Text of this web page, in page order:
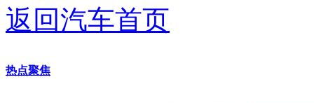
返回汽车首页
热点聚焦